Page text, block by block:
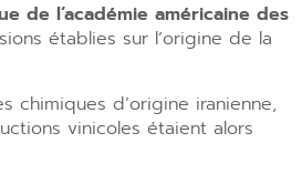
de l’académie américaine des
établies sur l’origine de la
chimiques d’origine iranienne,
vinicoles étaient alors